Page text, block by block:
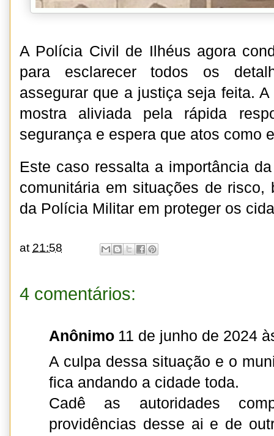
A Polícia Civil de Ilhéus agora
para esclarecer todos os
assegurar que a justiça seja feita.
mostra aliviada pela rápida
segurança e espera que atos como
Este caso ressalta a importância
comunitária em situações de risco,
da Polícia Militar em proteger os
at 21:58
4 comentários:
Anônimo 11 de junho de 2024
A culpa dessa situação e o
fica andando a cidade toda.
Cadê as autoridades
providências desse ai e de